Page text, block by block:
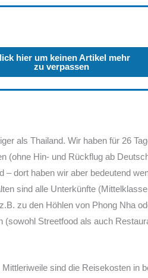
hier um keinen Artikel mehr
zu verpassen
als Thailand. Wir haben für 26
(ohne Hin- und Rückflug ab
– dort haben wir aber bedeutend
sind alle Unterkünfte
zu den Höhlen von Phong Nha
(sowohl Streetfood als auch
sind die Reisekosten in